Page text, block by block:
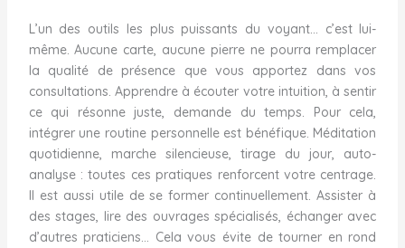
L’un des outils les plus puissants du voyant… c’est lui-
même. Aucune carte, aucune pierre ne pourra remplacer
la qualité de présence que vous apportez dans vos
consultations. Apprendre à écouter votre intuition, à sentir
ce qui résonne juste, demande du temps. Pour cela,
intégrer une routine personnelle est bénéfique. Méditation
quotidienne, marche silencieuse, tirage du jour, auto-
analyse : toutes ces pratiques renforcent votre centrage.
Il est aussi utile de se former continuellement. Assister à
des stages, lire des ouvrages spécialisés, échanger avec
d’autres praticiens… Cela vous évite de tourner en rond